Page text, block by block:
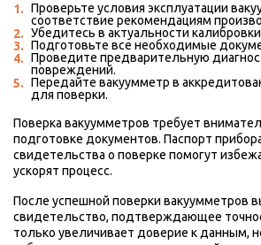
Проверьте условия эксплуатации
соответствие рекомендациям
Убедитесь в актуальности
Подготовьте все необходимые
Проведите предварительную
повреждений.
Передайте вакуумметр в
для поверки.
Поверка вакуумметров требует
подготовке документов. Паспорт
свидетельства о поверке помогут
ускорят процесс.
После успешной поверки вакуумметров
свидетельство, подтверждающее
только увеличивает доверие к данным,